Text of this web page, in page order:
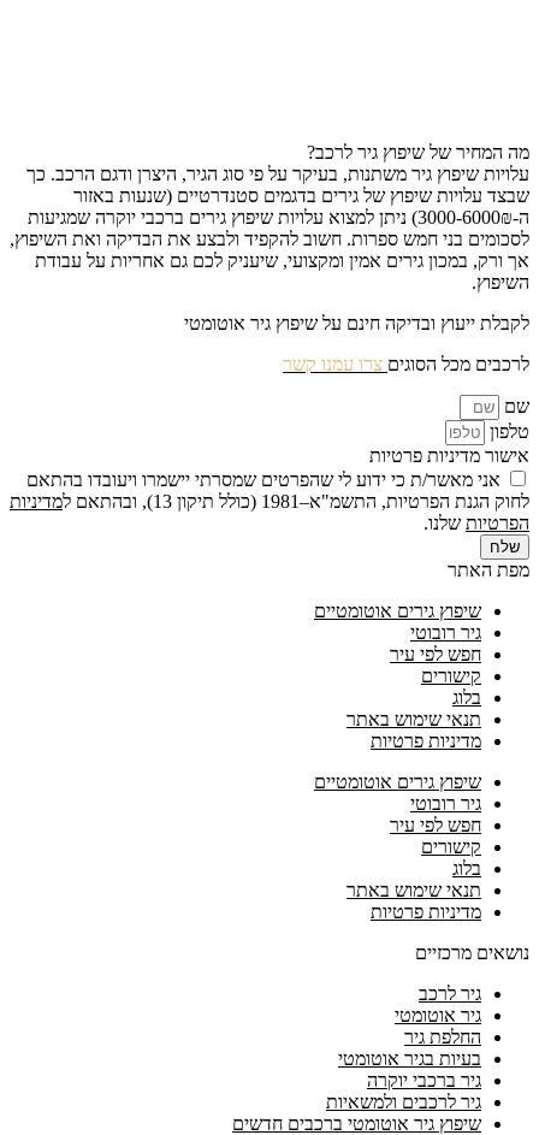
מה המחיר של שיפוץ גיר לרכב?
עלויות שיפוץ גיר משתנות, בעיקר על פי סוג הגיר, היצרן ודגם הרכב. כך
שבצד עלויות שיפוץ של גירים בדגמים סטנדרטיים (שנעות באזור
ה-3000-6000₪) ניתן למצוא עלויות שיפוץ גירים ברכבי יוקרה שמגיעות
לסכומים בני חמש ספרות. חשוב להקפיד ולבצע את הבדיקה ואת השיפוץ,
אך ורק, במכון גירים אמין ומקצועי, שיעניק לכם גם אחריות על עבודת
השיפוץ.
לקבלת ייעוץ ובדיקה חינם על שיפוץ גיר אוטומטי
לרכבים מכל הסוגים צרו עמנו קשר
שם
טלפון
אישור מדיניות פרטיות
אני מאשר/ת כי ידוע לי שהפרטים שמסרתי יישמרו ויעובדו בהתאם
לחוק הגנת הפרטיות, התשמ"א–1981 (כולל תיקון 13), ובהתאם ל
מדיניות
הפרטיות שלנו.
שלח
מפת האתר
שיפוץ גירים אוטומטיים
גיר רובוטי
חפש לפי עיר
קישורים
בלוג
תנאי שימוש באתר
מדיניות פרטיות
שיפוץ גירים אוטומטיים
גיר רובוטי
חפש לפי עיר
קישורים
בלוג
תנאי שימוש באתר
מדיניות פרטיות
נושאים מרכזיים
גיר לרכב
גיר אוטומטי
החלפת גיר
בעיות בגיר אוטומטי
גיר ברכבי יוקרה
גיר לרכבים ולמשאיות
שיפוץ גיר אוטומטי ברכבים חדשים